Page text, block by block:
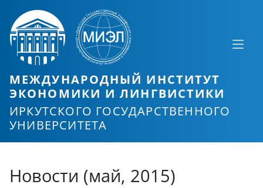
МЕЖДУНАРОДНЫЙ ИНСТИТУТ
ЭКОНОМИКИ И ЛИНГВИСТИКИ
ИРКУТСКОГО ГОСУДАРСТВЕННОГО
УНИВЕРСИТЕТА
Новости (май, 2015)